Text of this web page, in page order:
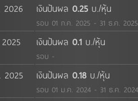
2026 เงินปันผล 0.25บ./หุ้น
รอบ 01 ก.ค. 2025 - 31 ธ.ค. 2025
เงินปันผล 0.1บ./หุ้น
รอบ -
2025 เงินปันผล 0.18บ./หุ้น
รอบ 01 ม.ค. 2024 - 31 ธ.ค. 2024